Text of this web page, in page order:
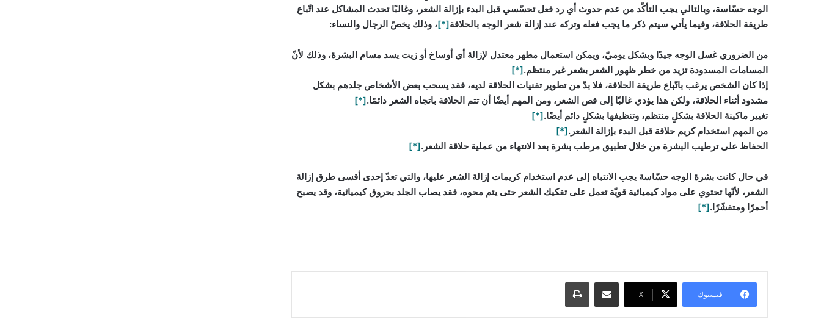
الوجه حسّاسة، وبالتالي يجب التأكّد من عدم حدوث أي رد فعل تحسّسي قبل البدء بإزالة الشعر، وغالبًا تحدث المشاكل عند اتّباع
طريقة الحلاقة، وفيما يأتي سيتم ذكر ما يجب فعله وتركه عند إزالة شعر الوجه بالحلاقة[*]، وذلك يخصّ الرجال والنساء:
من الضروري غسل الوجه جيدًا وبشكل يوميّ، ويمكن استعمال مطهر معتدل لإزالة أي أوساخ أو زيت يسد مسام البشرة، وذلك لأنّ
المسامات المسدودة تزيد من خطر ظهور الشعر بشعر غير منتظم.[*]
إذا كان الشخص يرغب باتّباع طريقة الحلاقة، فلا بدّ من تطوير تقنيات الحلاقة لديه، فقد يسحب بعض الأشخاص جلدهم بشكل
مشدود أثناء الحلاقة، ولكن هذا يؤدي غالبًا إلى قص الشعر، ومن المهم أيضًا أن تتم الحلاقة باتجاه الشعر دائمًا.[*]
تغيير ماكينة الحلاقة بشكلٍ منتظم، وتنظيفها بشكلٍ دائم أيضًا.[*]
من المهم استخدام كريم حلاقة قبل البدء بإزالة الشعر.[*]
الحفاظ على ترطيب البشرة من خلال تطبيق مرطب بشرة بعد الانتهاء من عملية حلاقة الشعر.[*]
في حال كانت بشرة الوجه حسّاسة يجب الانتباه إلى عدم استخدام كريمات إزالة الشعر عليها، والتي تعدّ إحدى أقسى طرق إزالة
الشعر، لأنّها تحتوي على مواد كيميائية قويّة تعمل على تفكيك الشعر حتى يتم محوه، فقد يصاب الجلد بحروق كيميائية، وقد يصبح
أحمرًا ومتقشّرًا.[*]
فيسبوك ‫X
مشاركة عبر البريد طباعة